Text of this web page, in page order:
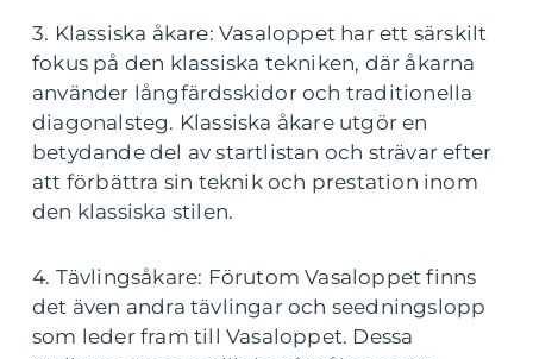
3. Klassiska åkare: Vasaloppet har ett särskilt
fokus på den klassiska tekniken, där åkarna
använder långfärdsskidor och traditionella
diagonalsteg. Klassiska åkare utgör en
betydande del av startlistan och strävar efter
att förbättra sin teknik och prestation inom
den klassiska stilen.
4. Tävlingsåkare: Förutom Vasaloppet finns
det även andra tävlingar och seedningslopp
som leder fram till Vasaloppet. Dessa